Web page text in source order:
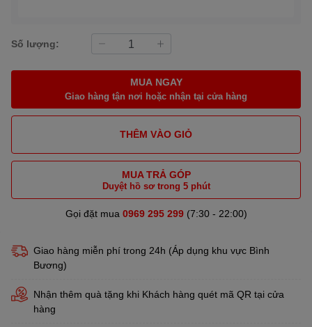
Số lượng:
MUA NGAY
Giao hàng tận nơi hoặc nhận tại cửa hàng
THÊM VÀO GIỎ
MUA TRẢ GÓP
Duyệt hồ sơ trong 5 phút
Gọi đặt mua 0969 295 299(7:30 - 22:00)
Giao hàng miễn phí trong 24h (Áp dụng khu vực Bình
Bương)
Nhận thêm quà tặng khi Khách hàng quét mã QR tại cửa
hàng